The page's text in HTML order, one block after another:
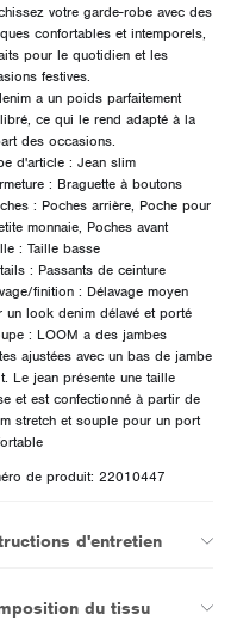
votre garde-robe avec des
confortables et intemporels,
pour le quotidien et les
festives.
a un poids parfaitement
ce qui le rend adapté à la
des occasions.
d'article : Jean slim
: Braguette à boutons
: Poches arrière, Poche pour
monnaie, Poches avant
: Taille basse
: Passants de ceinture
finition : Délavage moyen
un look denim délavé et porté
: LOOM a des jambes
ajustées avec un bas de jambe
Le jean présente une taille
et est confectionné à partir de
stretch et souple pour un port
confortable
de produit: 22010447
d'entretien
du tissu